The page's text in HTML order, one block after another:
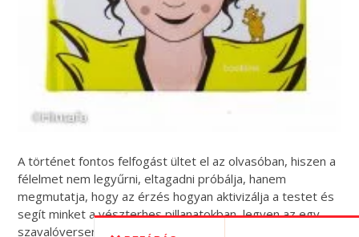
A történet fontos felfogást ültet el az olvasóban, hiszen a
félelmet nem legyűrni, eltagadni próbálja, hanem
megmutatja, hogy az érzés hogyan aktivizálja a testet és
segít minket a vészterhes pillanatokban, legyen az egy
szavalóverseny, vagy más stresszhelyzet.